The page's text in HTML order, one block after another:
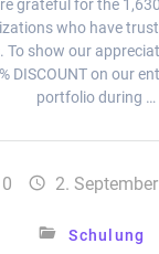
grateful for the
who have
To show our
DISCOUNT on our
portfolio during …
0 2.
Schulung